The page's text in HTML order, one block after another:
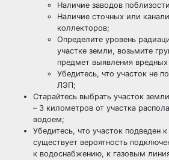
Наличие заводов
Наличие сточных или
коллекторов;
Определите уровень
участке земли, возьмите
предмет выявления
Убедитесь, что участок не
ЛЭП;
Старайтесь выбрать участок
– 3 километров от участка
водоем;
Убедитесь, что участок подведен
существует вероятность
к водоснабжению, к газовым